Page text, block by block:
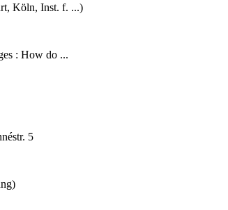
Köln, Inst. f. ...)
: How do ...
5